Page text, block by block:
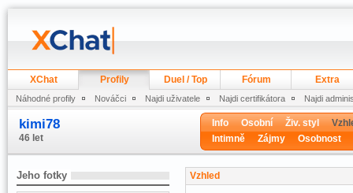
XChat Profily Duel / Top Fórum Extra
Náhodné profily Nováčci Najdi uživatele Najdi certifikátora Najdi
kimi78
46 let
Info Osobní Živ. styl
Intimně
Zájmy Osobnost
Jeho fotky Vzhled